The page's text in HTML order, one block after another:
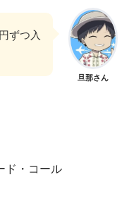
旦那さん
ずつ入
ド・コール